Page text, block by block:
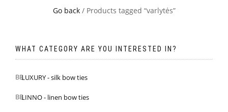
Go back/ Products tagged “varlytės”
WHAT CATEGORY ARE YOU INTERESTED IN?
LUXURY - silk bow ties
LINNO - linen bow ties